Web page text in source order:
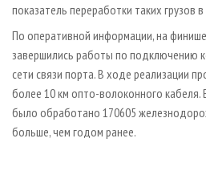
показатель переработки таких грузов
По оперативной информации, на
завершились работы по подключению
сети связи порта. В ходе реализации
более 10 км опто-волоконного кабеля.
было обработано 170605
больше, чем годом ранее.